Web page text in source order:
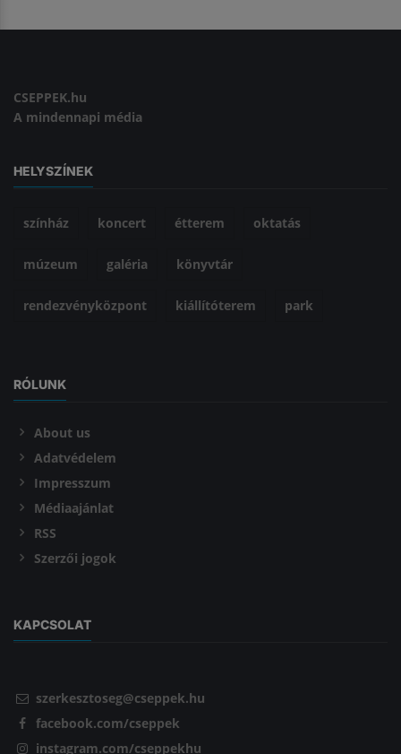
CSEPPEK.hu
A mindennapi média
HELYSZÍNEK
színház koncert étterem oktatás
múzeum galéria könyvtár
rendezvényközpont kiállítóterem park
RÓLUNK
About us
Adatvédelem
Impresszum
Médiaajánlat
RSS
Szerzői jogok
KAPCSOLAT
szerkesztoseg@cseppek.hu
facebook.com/cseppek
instagram.com/cseppekhu